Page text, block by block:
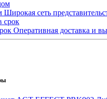
Широкая сеть
Оперативная доставка и